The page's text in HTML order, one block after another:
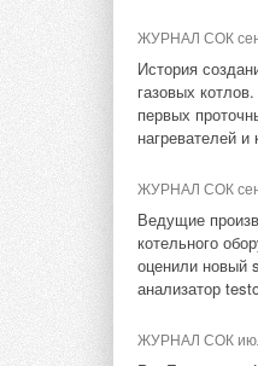
ЖУРНАЛ СОК
История
газовых
первых
нагревателей и
ЖУРНАЛ СОК
Ведущие
котельного
оценили новый
анализатор
ЖУРНАЛ СОК
НОВОСТИ СОК 16
Отчет
за 2021 год
НОВОСТИ СОК 3
Обновления
OpenDanfoss
НОВОСТИ СОК 2
2022
возможности
радиатор-
ЖУРНАЛ СОК
Российский
отопительных
Алюминиевые
Пусть всегда
ЖУРНАЛ СОК май